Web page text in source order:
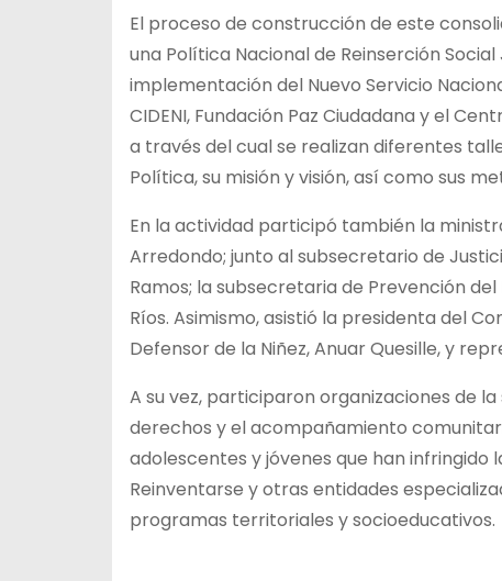
El proceso de construcción de este
una Política Nacional de Reinserción
implementación del Nuevo Servicio
CIDENI, Fundación Paz Ciudadana y el
a través del cual se realizan diferentes
Política, su misión y visión, así como sus
En la actividad participó también la
Arredondo; junto al subsecretario de
Ramos; la subsecretaria de Prevención
Ríos. Asimismo, asistió la presidenta del
Defensor de la Niñez, Anuar Quesille, y
A su vez, participaron organizaciones de
derechos y el acompañamiento
adolescentes y jóvenes que han infringido
Reinventarse y otras entidades
programas territoriales y socioeducativos.